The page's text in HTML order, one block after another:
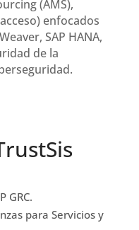
(AMS),
enfocados
SAP HANA,
de la
GRC.
para Servicios y